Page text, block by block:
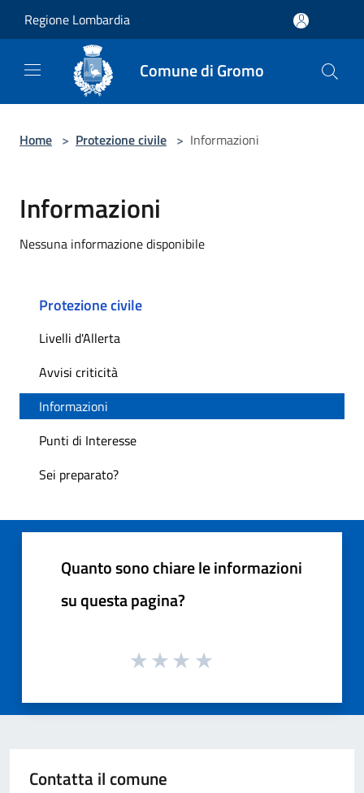
Regione Lombardia
Comune di Gromo
Home > Protezione civile > Informazioni
Informazioni
Nessuna informazione disponibile
Protezione civile
Livelli d'Allerta
Avvisi criticità
Informazioni
Punti di Interesse
Sei preparato?
Quanto sono chiare le informazioni
su questa pagina?
Contatta il comune